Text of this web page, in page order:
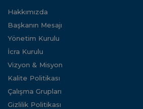
Hakkımızda
Başkanın Mesajı
Yönetim Kurulu
İcra Kurulu
Vizyon & Misyon
Kalite Politikası
Çalışma Grupları
Gizlilik Politikası